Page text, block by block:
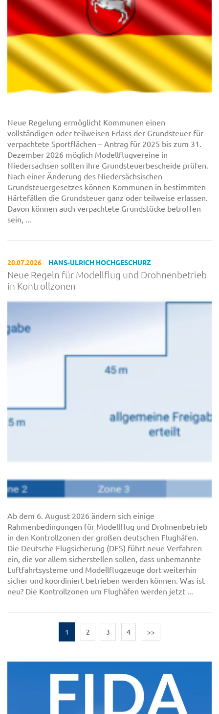
Neue Regelung ermöglicht Kommunen einen
vollständigen oder teilweisen Erlass der Grundsteuer für
verpachtete Sportflächen – Antrag für 2025 bis zum 31.
Dezember 2026 möglich Modellflugvereine in
Niedersachsen sollten ihre Grundsteuerbescheide prüfen.
Nach einer Änderung des Niedersächsischen
Grundsteuergesetzes können Kommunen in bestimmten
Härtefällen die Grundsteuer ganz oder teilweise erlassen.
Davon können auch verpachtete Grundstücke betroffen
sein, ...
20.07.2026 HANS-ULRICH HOCHGESCHURZ
Neue Regeln für Modellflug und Drohnenbetrieb
in Kontrollzonen
Ab dem 6. August 2026 ändern sich einige
Rahmenbedingungen für Modellflug und Drohnenbetrieb
in den Kontrollzonen der großen deutschen Flughäfen.
Die Deutsche Flugsicherung (DFS) führt neue Verfahren
ein, die vor allem sicherstellen sollen, dass unbemannte
Luftfahrtsysteme und Modellflugzeuge dort weiterhin
sicher und koordiniert betrieben werden können. Was ist
neu? Die Kontrollzonen um Flughäfen werden jetzt ...
1 2 3 4 >>